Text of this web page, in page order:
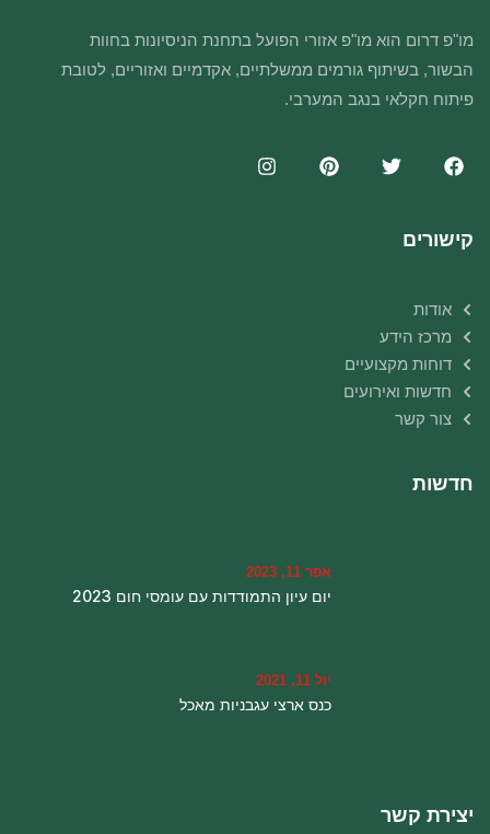
מו"פ דרום הוא מו"פ אזורי הפועל בתחנת הניסיונות בחוות
הבשור, בשיתוף גורמים ממשלתיים, אקדמיים ואזוריים, לטובת
פיתוח חקלאי בנגב המערבי.
קישורים
אודות
מרכז הידע
דוחות מקצועיים
חדשות ואירועים
צור קשר
חדשות
אפר 11, 2023
יום עיון התמודדות עם עומסי חום 2023
יול 11, 2021
כנס ארצי עגבניות מאכל
יצירת קשר